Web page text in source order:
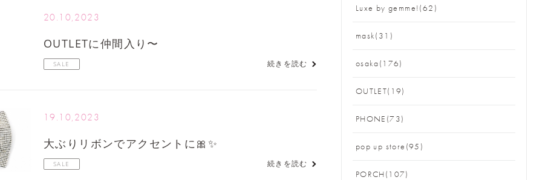
20.10,2023
OUTLETに仲間入り〜
SALE 続きを読む
19.10,2023
大ぶりリボンでアクセントに🎀✨
SALE 続きを読む
Luxe by gemme!(62)
mask(31)
osaka(176)
OUTLET(19)
PHONE(73)
pop up store(95)
PORCH(107)